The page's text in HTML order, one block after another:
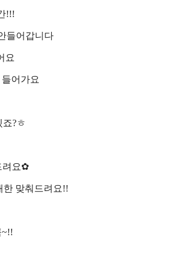
!!!
들어갑니다
요
어가요
?ㅎ
려요✿
한 맞춰드려요!!
~!!